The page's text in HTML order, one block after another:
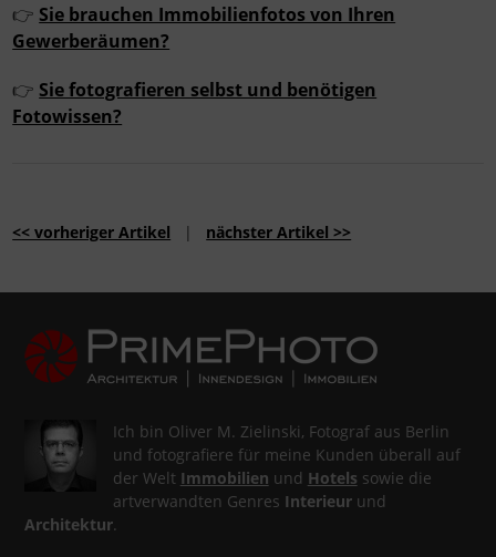
👉 Sie brauchen Immobilienfotos von Ihren
Gewerberäumen?
👉 Sie fotografieren selbst und benötigen
Fotowissen?
<< vorheriger Artikel | nächster Artikel >>
Ich bin Oliver M. Zielinski, Fotograf aus Berlin
und fotografiere für meine Kunden überall auf
der Welt Immobilien und Hotels sowie die
artverwandten Genres Interieurund
Architektur.